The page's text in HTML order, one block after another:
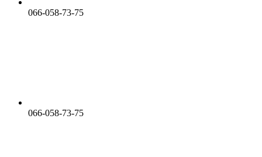
066-058-73-75
066-058-73-75